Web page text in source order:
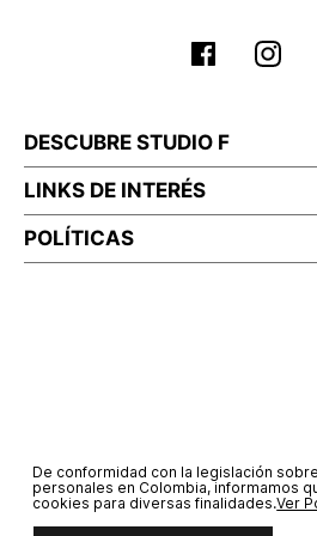
DESCUBRE STUDIO F
LINKS DE INTERÉS
POLÍTICAS
De conformidad con la legislación
personales en Colombia, informamos
cookies para diversas finalidades.Ver